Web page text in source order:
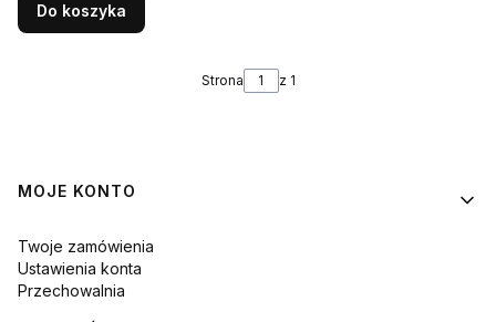
Do koszyka
Strona z 1
Linki w stopce
MOJE KONTO
Twoje zamówienia
Ustawienia konta
Przechowalnia